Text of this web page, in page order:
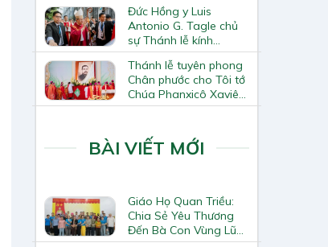
Đức Hồng y Luis
Antonio G. Tagle chủ
sự Thánh lễ kính
Thánh Tô-ma Tông đồ
tại Nhà thờ Chính tòa
Hà Nội
Thánh lễ tuyên phong
Chân phước cho Tôi tớ
Chúa Phanxicô Xaviê
Trương Bửu Diệp
BÀI VIẾT MỚI
Giáo Họ Quan Triều:
Chia Sẻ Yêu Thương
Đến Bà Con Vùng Lũ